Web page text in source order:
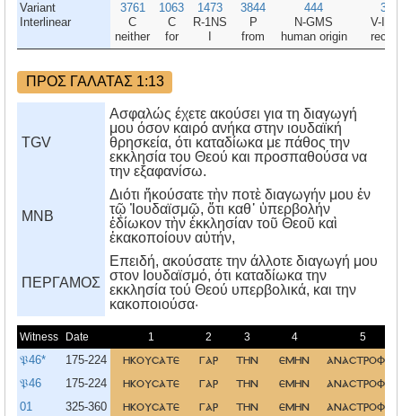
Variant
Interlinear
3761
C
neither
1063
C
for
1473
R-1NS
3844
P
from
444
N-GMS
human origin
V-
ΠΡΟΣ ΓΑΛΑΤΑΣ 1:13
TGV
Ασφαλώς έχετε ακούσει για τη διαγωγή
μου όσον καιρό ανήκα στην ιουδαϊκή
θρησκεία, ότι καταδίωκα με πάθος την
εκκλησία του Θεού και προσπαθούσα να
την εξαφανίσω.
MNB
Διότι ἤκούσατε τὴν ποτὲ διαγωγήν μου ἐν
τῷ Ἰουδαϊσμῷ, ὅτι καθ᾿ ὑπερβολήν
ἐδίωκον τὴν ἐκκλησίαν τοῦ Θεοῦ καὶ
ἐκακοποίουν αὐτήν,
ΠΕΡΓΑΜΟΣ
Eπειδή, ακούσατε την άλλοτε διαγωγή μου
στον Iουδαϊσμό, ότι καταδίωκα την
εκκλησία τού Θεού υπερβολικά, και την
κακοποιούσα·
Witness Date 1 2 3 4 5
𝔓46* 175-224 ηκουσατε γαρ την εμην αναστροφην
𝔓46 175-224 ηκουσατε γαρ την εμην αναστροφην
01 325-360 ηκουσατε γαρ την εμην αναστροφη